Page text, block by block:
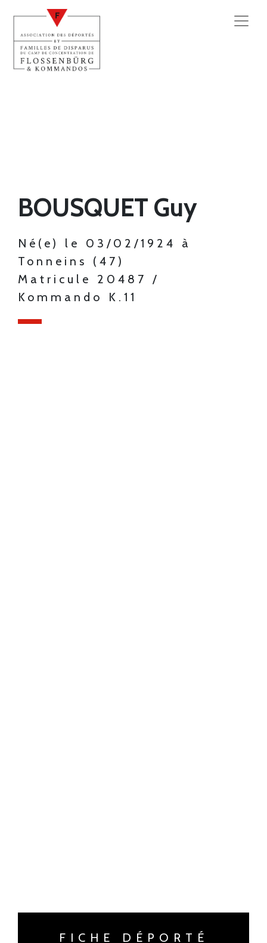
BOUSQUET Guy
Né(e) le 03/02/1924 à
Tonneins (47)
Matricule 20487 /
Kommando K.11
FICHE DÉPORTÉ